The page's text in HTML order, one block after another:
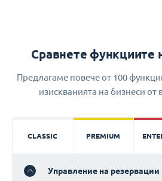
Сравнете функциите
Предлагаме повече от 100
изискванията на бизнеси от
CLASSIC PREMIUM
Управление на резервации